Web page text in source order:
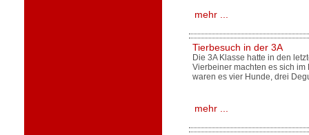
mehr ...
Tierbesuch in der 3A
Die 3A Klasse hatte in den
Vierbeiner machten es sich
waren es vier Hunde, drei
mehr ...